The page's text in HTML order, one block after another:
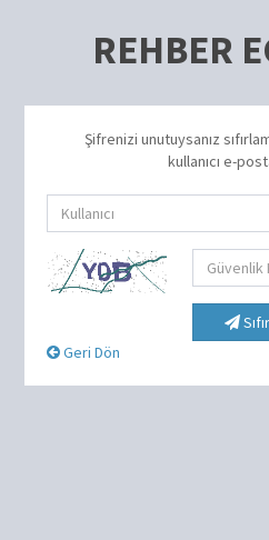
REHBER
Şifrenizi unutuysanız
kullanıcı e-
Geri Dön